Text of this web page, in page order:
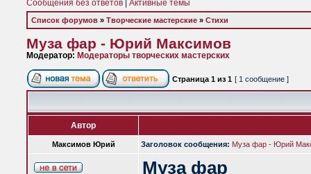
Сообщения без ответов Активные темы
Список форумов » Творческие мастерские » Стихи
Муза фар - Юрий Максимов
Модератор: Модераторы творческих мастерских
Страница 1 из 1 [ 1 сообщение ]
Автор
Максимов Юрий Заголовок сообщения: Муза фар - Юрий
Муза фар